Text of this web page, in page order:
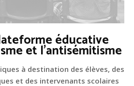
éducative
et l'antisémitisme
à destination des élèves, des
et des intervenants scolaires